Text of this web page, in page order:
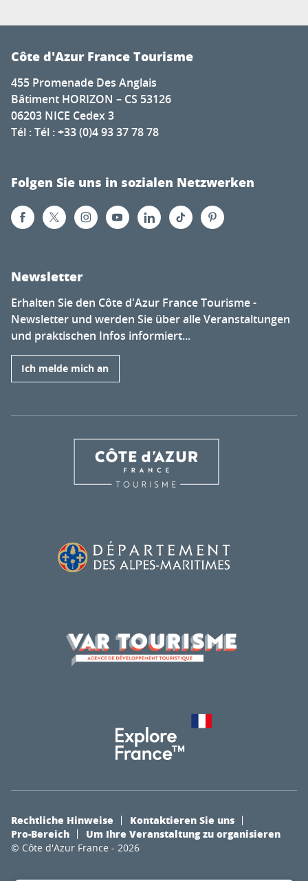
Côte d'Azur France Tourisme
455 Promenade Des Anglais
Bâtiment HORIZON – CS 53126
06203 NICE Cedex 3
Tél : Tél : +33 (0)4 93 37 78 78
Folgen Sie uns in sozialen Netzwerken
Newsletter
Erhalten Sie den Côte d'Azur France Tourisme -
Newsletter und werden Sie über alle Veranstaltungen
und praktischen Infos informiert...
Ich melde mich an
© Côte d'Azur France - 2026
Rechtliche Hinweise
Kontaktieren Sie uns
Pro-Bereich
Um Ihre Veranstaltung zu organisieren